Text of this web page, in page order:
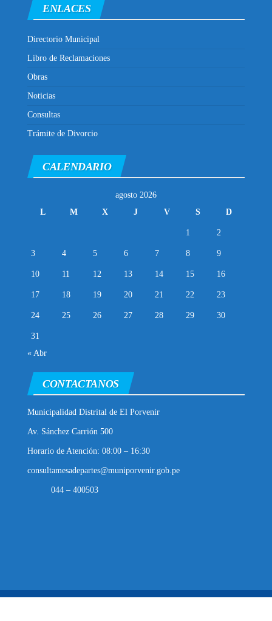
ENLACES
Directorio Municipal
Libro de Reclamaciones
Obras
Noticias
Consultas
Trámite de Divorcio
CALENDARIO
agosto 2026
L
M X J V S D
1 2
3 4 5 6 7 8 9
10 11 12 13 14 15 16
17 18 19 20 21 22 23
24 25 26 27 28 29 30
31
« Abr
CONTACTANOS
Municipalidad Distrital de El Porvenir
Av. Sánchez Carrión 500
Horario de Atención: 08:00 – 16:30
consultamesadepartes@muniporvenir.gob.pe
044 – 400503